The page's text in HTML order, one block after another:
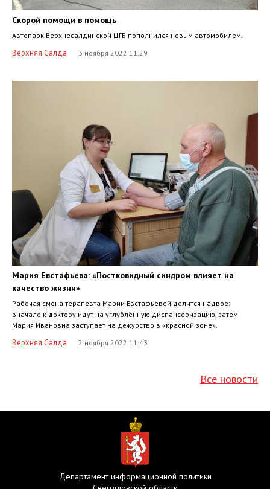
Скорой помощи в помощь
Автопарк Верхнесалдинской ЦГБ пополнился новым автомобилем.
Верхняя Салда 3 ноября 2022 11:29
Мария Евстафьева: «Постковидный синдром влияет на
качество жизни»
Рабочая смена терапевта Марии Евстафьевой делится надвое:
вначале к доктору идут на углублённую диспансеризацию, затем
Мария Ивановна заступает на дежурство в «красной зоне».
Верхняя Салда 2 ноября 2022 11:43
Все новости
Департамент информационной политики